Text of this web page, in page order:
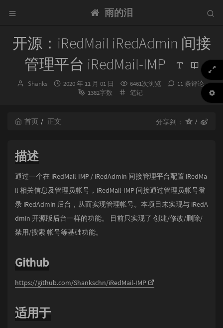
雨的泪
开源：iRedMail iRedAdmin 间接
管理平台 iRedMail-IMP
博
Shanks
发
2020 年 11 月 01 日 6461次浏览
11 条评论
1382字数
分
笔记
首页 正文 分享到：
描述
通过一个在 iRedMail-IMP / iRedAdmin 间接管理平台配置 iRedMa
il 相关信息及管理员帐号，iRedMail-IMP 间接通过管理员帐号登
录 iRedAdmin 后台，从而实现管理帐号。本项目未实现与 iRedA
dmin 开源版后台一样的功能。 目前只实现了 创建/修改/删除/
禁用/搜索 帐号等基础功能。
Github
https://github.com/Shankschn/iRedMail-IMP
适用于